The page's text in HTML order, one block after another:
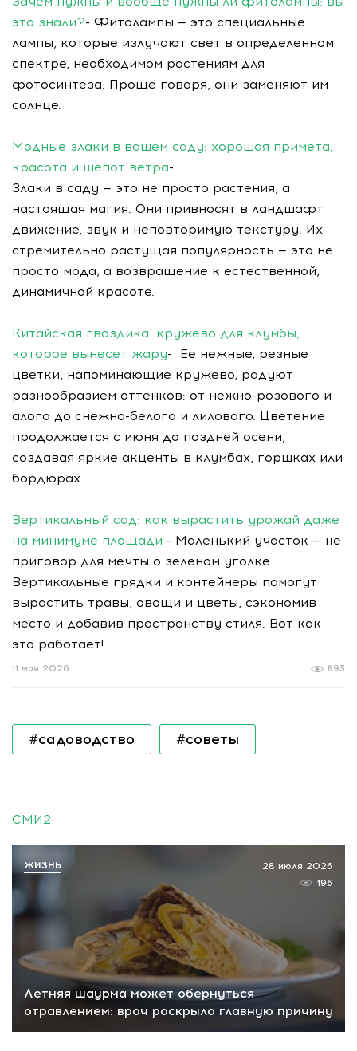
это знали?- Фитолампы — это специальные
лампы, которые излучают свет в определенном
спектре, необходимом растениям для
фотосинтеза. Проще говоря, они заменяют им
солнце.
Модные злаки в вашем саду: хорошая примета,
красота и шепот ветра-
Злаки в саду — это не просто растения, а
настоящая магия. Они привносят в ландшафт
движение, звук и неповторимую текстуру. Их
стремительно растущая популярность — это не
просто мода, а возвращение к естественной,
динамичной красоте.
Китайская гвоздика: кружево для клумбы,
которое вынесет жару- Ее нежные, резные
цветки, напоминающие кружево, радуют
разнообразием оттенков: от нежно-розового и
алого до снежно-белого и лилового. Цветение
продолжается с июня до поздней осени,
создавая яркие акценты в клумбах, горшках или
бордюрах.
Вертикальный сад: как вырастить урожай даже
на минимуме площади - Маленький участок — не
приговор для мечты о зеленом уголке.
Вертикальные грядки и контейнеры помогут
вырастить травы, овощи и цветы, сэкономив
место и добавив пространству стиля. Вот как
это работает!
893
11 мая 2026
#садоводство #советы
СМИ2
Летняя шаурма может обернуться
отравлением: врач раскрыла главную причину
28 июля 2026
196
ЖИЗНЬ